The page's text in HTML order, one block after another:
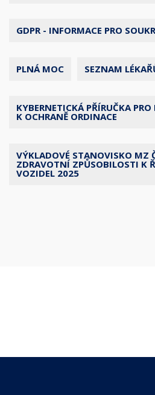
GDPR - INFORMACE PRO
PLNÁ MOC SEZNAM
KYBERNETICKÁ PŘÍRUČKA
K OCHRANĚ ORDINACE
VÝKLADOVÉ STANOVISKO MZ
ZDRAVOTNÍ ZPŮSOBILOSTI K
VOZIDEL 2025